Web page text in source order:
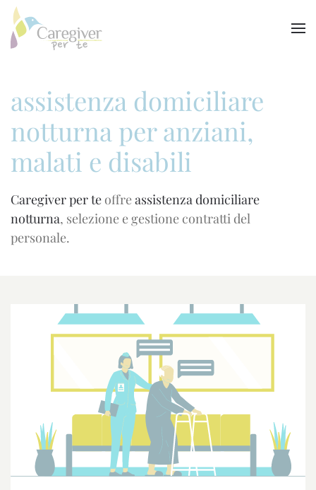
Skip to main content
assistenza domiciliare
notturna per anziani,
malati e disabili
Caregiver per te offreassistenza domiciliare
notturna, selezione e gestione contratti del
personale.